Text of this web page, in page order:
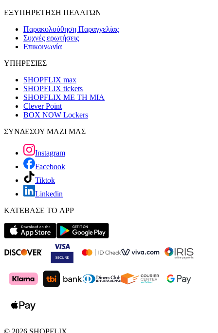
ΕΞΥΠΗΡΕΤΗΣΗ ΠΕΛΑΤΩΝ
Παρακολούθηση Παραγγελίας
Συχνές ερωτήσεις
Επικοινωνία
ΥΠΗΡΕΣΙΕΣ
SHOPFLIX max
SHOPFLIX tickets
SHOPFLIX ΜΕ ΤΗ ΜΙΑ
Clever Point
BOX NOW Lockers
ΣΥΝΔΕΣΟΥ ΜΑΖΙ ΜΑΣ
Instagram
Facebook
Tiktok
Linkedin
ΚΑΤΕΒΑΣΕ ΤΟ APP
© 2026 SHOPFLIX